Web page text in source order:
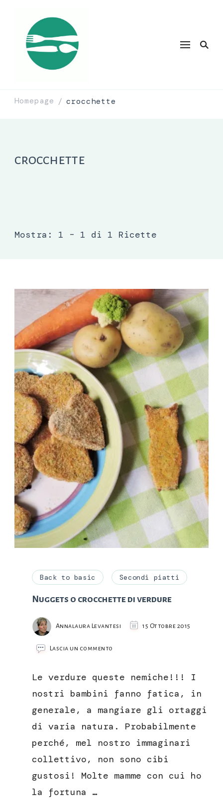
Homepage / crocchette
crocchette
Mostra: 1 – 1 di 1 Ricette
Back to basic Secondi piatti
Nuggets o crocchette di verdure
Annalaura Levantesi 15 Ottobre 2015
Lascia un commento
crocchette
di
verdure
Le verdure queste nemiche!!! I
nostri bambini fanno fatica, in
generale, a mangiare gli ortaggi
di varia natura. Probabilmente
perché, mel nostro immaginari
collettivo, non sono cibi
gustosi! Molte mamme con cui ho
la fortuna …